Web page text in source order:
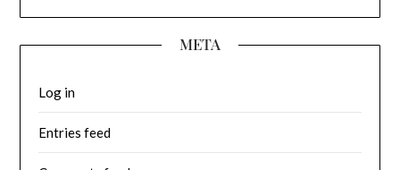
META
Log in
Entries feed